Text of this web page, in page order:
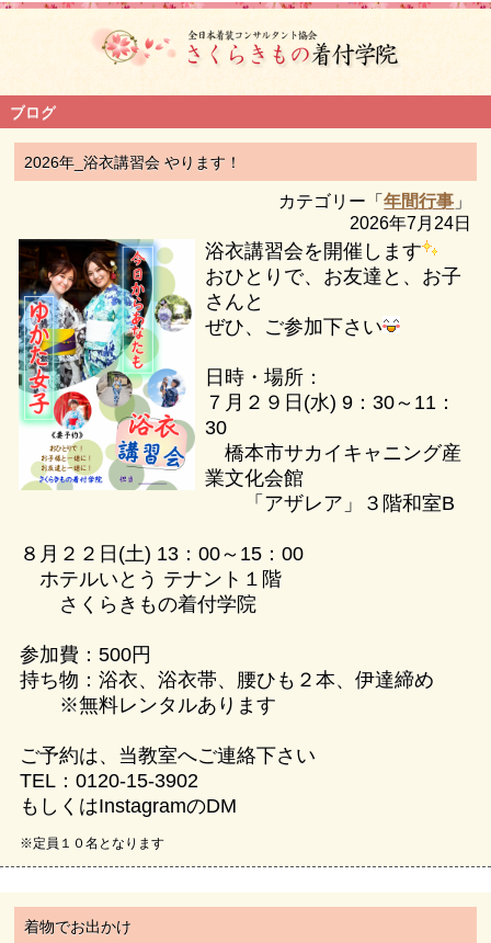
ブログ
2026年_浴衣講習会 やります！
カテゴリー「年間行事 」
2026年7月24日
浴衣講習会を開催します
おひとりで、お友達と、お子
さんと
ぜひ、ご参加下さい
日時・場所：
７月２９日(水) 9：30～11：
30
橋本市サカイキャニング産
業文化会館
「アザレア」３階和室B
８月２２日(土) 13：00～15：00
ホテルいとう テナント１階
さくらきもの着付学院
参加費：500円
持ち物：浴衣、浴衣帯、腰ひも２本、伊達締め
※無料レンタルあります
ご予約は、当教室へご連絡下さい
TEL：0120-15-3902
もしくはInstagramのDM
※定員１０名となります
着物でお出かけ